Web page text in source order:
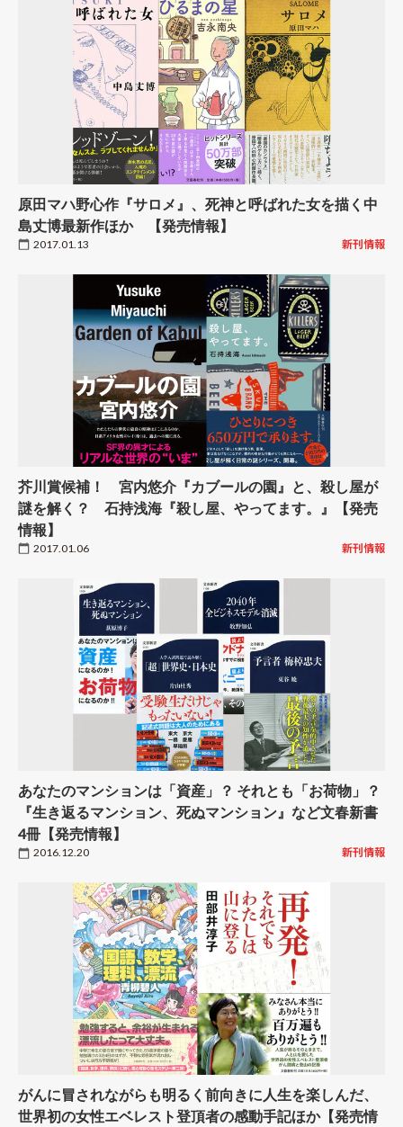
原田マハ野心作『サロメ』、死神と呼ばれた女を描く中
島丈博最新作ほか 【発売情報】
2017.01.13 新刊情報
芥川賞候補！ 宮内悠介『カブールの園』と、殺し屋が
謎を解く？ 石持浅海『殺し屋、やってます。』【発売
情報】
2017.01.06 新刊情報
あなたのマンションは「資産」？ それとも「お荷物」？
『生き返るマンション、死ぬマンション』など文春新書
4冊【発売情報】
2016.12.20 新刊情報
がんに冒されながらも明るく前向きに人生を楽しんだ、
世界初の女性エベレスト登頂者の感動手記ほか【発売情